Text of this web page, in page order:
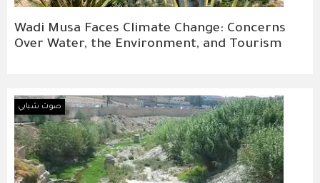
Wadi Musa Faces Climate Change: Concerns
Over Water, the Environment, and Tourism
صوت شبابي